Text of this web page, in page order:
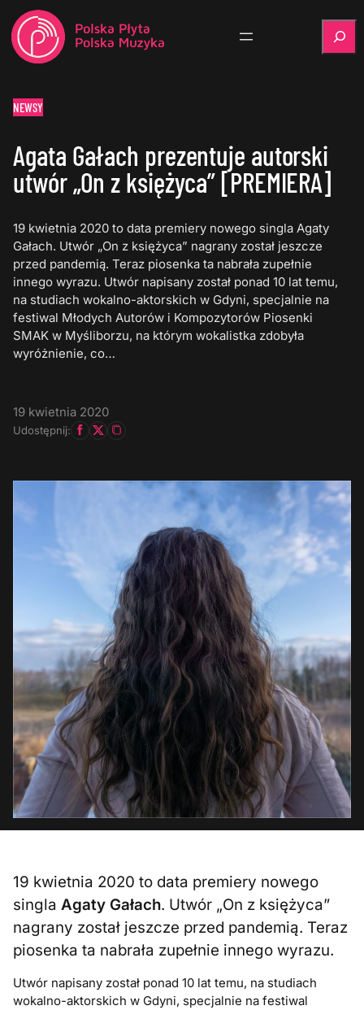
NEWSY
Agata Gałach prezentuje autorski
utwór „On z księżyca” [PREMIERA]
19 kwietnia 2020 to data premiery nowego singla Agaty
Gałach. Utwór „On z księżyca” nagrany został jeszcze
przed pandemią. Teraz piosenka ta nabrała zupełnie
innego wyrazu. Utwór napisany został ponad 10 lat temu,
na studiach wokalno-aktorskich w Gdyni, specjalnie na
festiwal Młodych Autorów i Kompozytorów Piosenki
SMAK w Myśliborzu, na którym wokalistka zdobyła
wyróżnienie, co…
19 kwietnia 2020
Udostępnij:
19 kwietnia 2020 to data premiery nowego
singlaAgaty Gałach. Utwór „On z księżyca”
nagrany został jeszcze przed pandemią. Teraz
piosenka ta nabrała zupełnie innego wyrazu.
Utwór napisany został ponad 10 lat temu, na studiach
wokalno-aktorskich w Gdyni, specjalnie na festiwal